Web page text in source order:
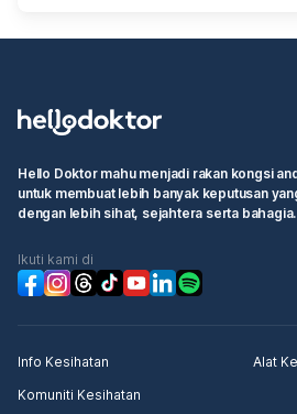
Hello Doktor mahu menjadi rakan kongsi
untuk membuat lebih banyak keputusan
dengan lebih sihat, sejahtera serta bahagia.
Ikuti kami di
Info Kesihatan
Alat
Komuniti Kesihatan